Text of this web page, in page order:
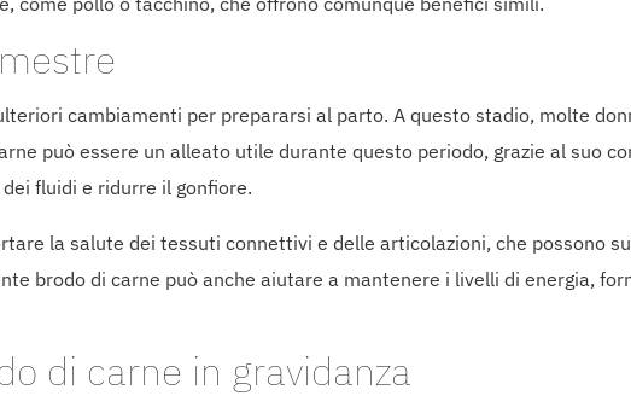
cambiamenti per prepararsi al parto. A questo stadio, molte
può essere un alleato utile durante questo periodo, grazie al suo
fluidi e ridurre il gonfiore.
la salute dei tessuti connettivi e delle articolazioni, che possono
brodo di carne può anche aiutare a mantenere i livelli di energia,
di carne in gravidanza